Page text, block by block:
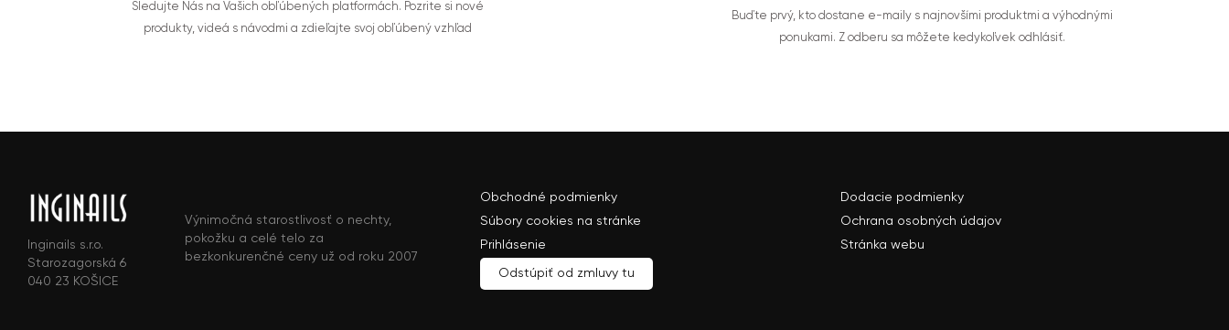
Sledujte Nás na Vašich obľúbených platformách. Pozrite si nové
produkty, videá s návodmi a zdieľajte svoj obľúbený vzhľad
Buďte prvý, kto dostane e-maily s najnovšími produktmi a výhodnými
ponukami. Z odberu sa môžete kedykoľvek odhlásiť.
Inginails s.r.o.
Starozagorská 6
040 23 KOŠICE
Výnimočná starostlivosť o nechty,
pokožku a celé telo za
bezkonkurenčné ceny už od roku 2007
Obchodné podmienky
Dodacie podmienky
Súbory cookies na stránke
Ochrana osobných údajov
Prihlásenie
Stránka webu
Odstúpiť od zmluvy tu